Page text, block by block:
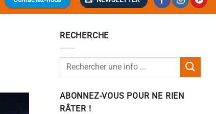
RECHERCHE
ABONNEZ-VOUS POUR NE RIEN
RÂTER !